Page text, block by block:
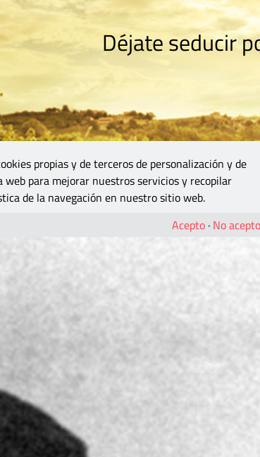
Déjate seducir
propias y de terceros de personalización y de
para mejorar nuestros servicios y recopilar
de la navegación en nuestro sitio web.
Acepto · No acepto